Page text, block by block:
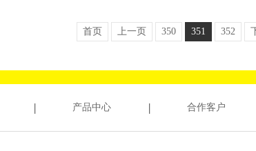
首页 上一页 350 351 352
产品中心 合作客户